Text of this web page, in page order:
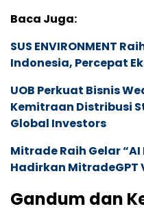
Baca Juga:
SUS ENVIRONMENT
Indonesia, Percepat
UOB Perkuat Bisnis
Kemitraan Distribusi
Global Investors
Mitrade Raih Gelar
Hadirkan MitradeGPT
Gandum dan